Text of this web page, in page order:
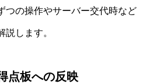
つの操作やサーバー交代時など
します。
点板への反映